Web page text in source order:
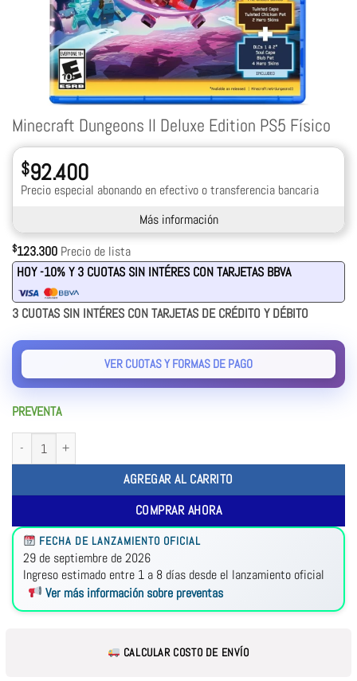
Minecraft Dungeons II Deluxe Edition PS5 Físico
$92.400
Precio especial abonando en efectivo o transferencia bancaria
Más información
$123.300 Precio de lista
HOY -10% Y 3 CUOTAS SIN INTÉRES CON TARJETAS BBVA
3 CUOTAS SIN INTÉRES CON TARJETAS DE CRÉDITO Y DÉBITO
VER CUOTAS Y FORMAS DE PAGO
PREVENTA
AGREGAR AL CARRITO
COMPRAR AHORA
FECHA DE LANZAMIENTO OFICIAL
29 de septiembre de 2026
Ingreso estimado entre 1 a 8 días desde el lanzamiento oficial
Ver más información sobre preventas
CALCULAR COSTO DE ENVÍO